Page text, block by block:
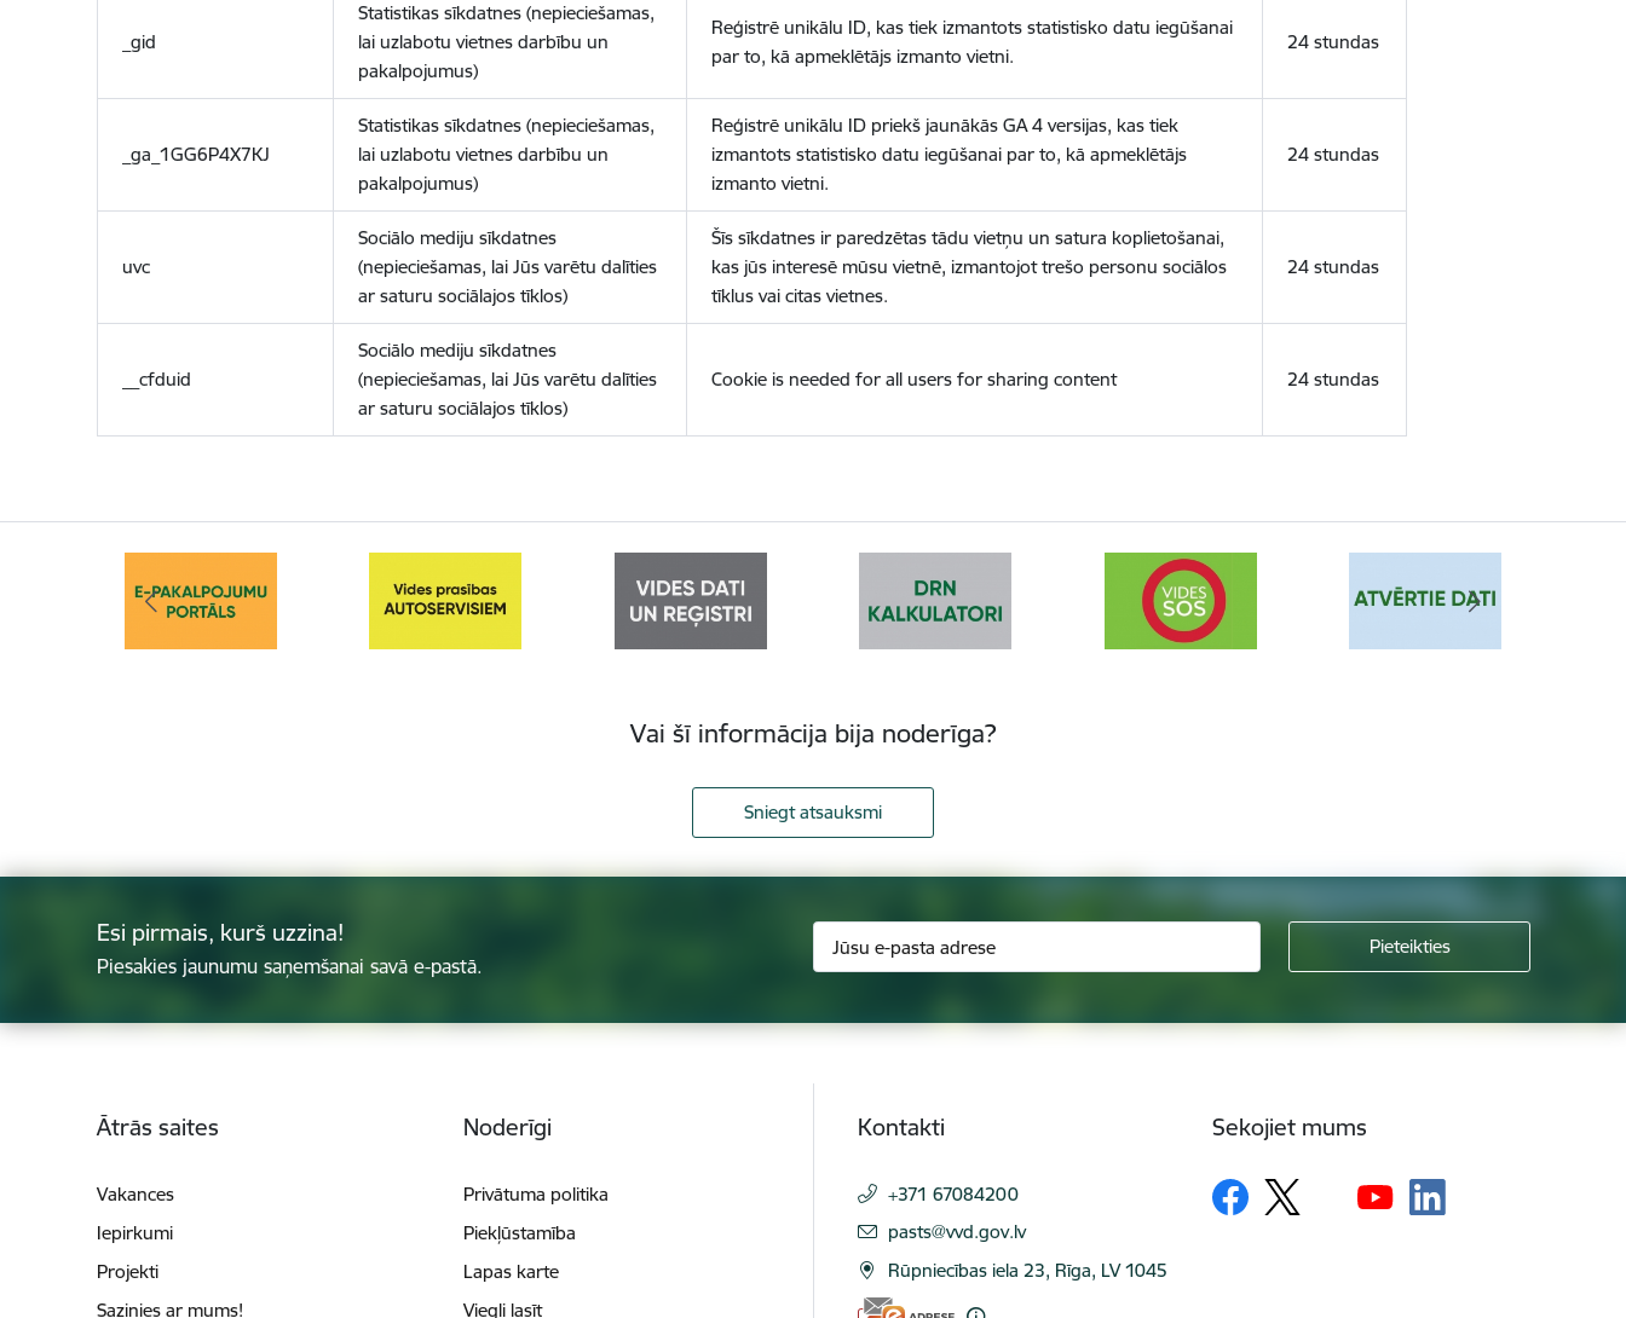
_gid
Statistikas sīkdatnes (nepieciešamas,
lai uzlabotu vietnes darbību un
pakalpojumus)
Reģistrē unikālu ID, kas tiek izmantots statistisko datu iegūšanai
par to, kā apmeklētājs izmanto vietni.
24 stundas
_ga_1GG6P4X7KJ
Statistikas sīkdatnes (nepieciešamas,
lai uzlabotu vietnes darbību un
pakalpojumus)
Reģistrē unikālu ID priekš jaunākās GA 4 versijas, kas tiek
izmantots statistisko datu iegūšanai par to, kā apmeklētājs
izmanto vietni.
24 stundas
uvc
Sociālo mediju sīkdatnes
(nepieciešamas, lai Jūs varētu dalīties
ar saturu sociālajos tīklos)
Šīs sīkdatnes ir paredzētas tādu vietņu un satura koplietošanai,
kas jūs interesē mūsu vietnē, izmantojot trešo personu sociālos
tīklus vai citas vietnes.
24 stundas
__cfduid
Sociālo mediju sīkdatnes
(nepieciešamas, lai Jūs varētu dalīties
ar saturu sociālajos tīklos)
Cookie is needed for all users for sharing content 24 stundas
Vai šī informācija bija noderīga?
Sniegt atsauksmi
Esi pirmais, kurš uzzina!
Piesakies jaunumu saņemšanai savā e-pastā.
Ātrās saites
Vakances
Iepirkumi
Projekti
Sazinies ar mums!
Noderīgi
Privātuma politika
Piekļūstamība
Lapas karte
Viegli lasīt
Kontakti
+371 67084200
E-pasts:
pasts@vvd.gov.lv
Rūpniecības iela 23, Rīga, LV 1045
Sekojiet mums